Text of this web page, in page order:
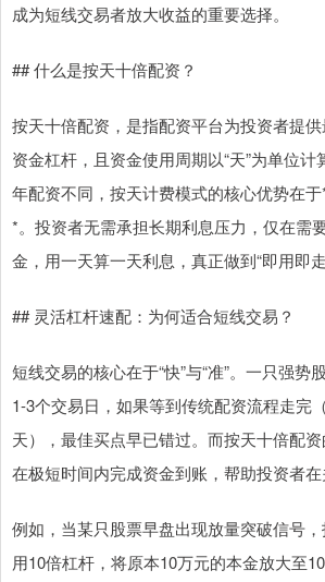
成为短线交易者放大收益的重要选择。
## 什么是按天十倍配资？
按天十倍配资，是指配资平台为投资者提
资金杠杆，且资金使用周期以“天”为单位
年配资不同，按天计费模式的核心优势在
*。投资者无需承担长期利息压力，仅在需
金，用一天算一天利息，真正做到“即用即走
## 灵活杠杆速配：为何适合短线交易？
短线交易的核心在于“快”与“准”。一只强势
1-3个交易日，如果等到传统配资流程走完
天），最佳买点早已错过。而按天十倍配资
在极短时间内完成资金到账，帮助投资者在
例如，当某只股票早盘出现放量突破信号
用10倍杠杆，将原本10万元的本金放大至